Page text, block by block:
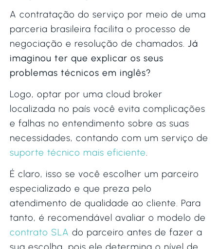
A contratação do serviço por meio de uma
parceria brasileira facilita o processo de
negociação e resolução de chamados. Já
imaginou ter que explicar os seus
problemas técnicos em inglês?
Logo, optar por uma cloud broker
localizada no país você evita complicações
e falhas no entendimento sobre as suas
necessidades, contando com um serviço de
suporte técnico mais eficiente.
É claro, isso se você escolher um parceiro
especializado e que preza pelo
atendimento de qualidade ao cliente. Para
tanto, é recomendável avaliar o modelo de
contrato SLA do parceiro antes de fazer a